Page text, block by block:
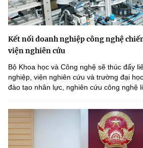
Kết nối doanh nghiệp công nghệ
viện nghiên cứu
Bộ Khoa học và Công nghệ sẽ thúc đẩy
nghiệp, viện nghiên cứu và trường đại
đào tạo nhân lực, nghiên cứu công nghệ